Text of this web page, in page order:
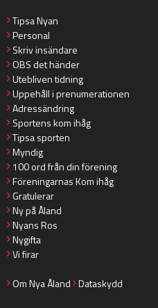
Tipsa Nyan
Personal
Skriv insändare
OBS det händer
Utebliven tidning
Uppehåll i prenumerationen
Adressändring
Sportens kom ihåg
Tipsa sporten
Myndig
100 ord från din förening
Föreningarnas Kom ihåg
Gratulerar
Ny på Åland
Nyans Ros
Nygifta
Vi firar
Om Nya Åland Dataskydd